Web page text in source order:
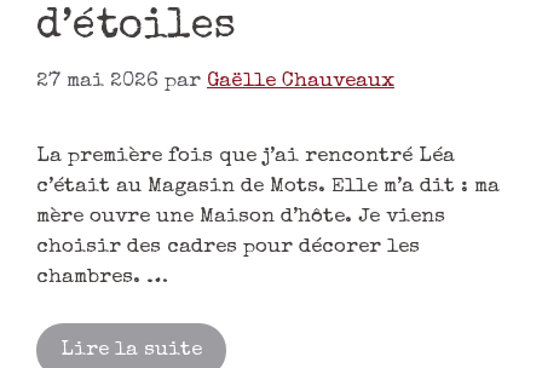
d’étoiles
27 mai 2026 par Gaëlle Chauveaux
La première fois que j’ai rencontré Léa
c’était au Magasin de Mots. Elle m’a dit : ma
mère ouvre une Maison d’hôte. Je viens
choisir des cadres pour décorer les
chambres. …
Lire la suite